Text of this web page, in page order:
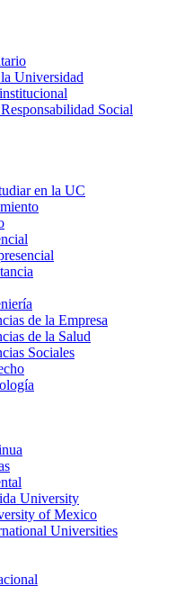
Universidad
Social
en la UC
de la Empresa
de la Salud
Sociales
University
of Mexico
Universities